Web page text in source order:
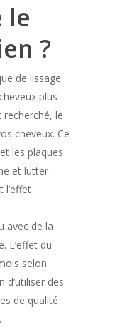
le
?
de lissage
plus
recherché, le
cheveux. Ce
les plaques
et lutter
l’effet
avec de la
L’effet du
selon
des
de qualité